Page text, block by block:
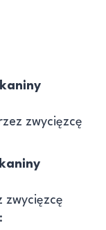
zwycięzcę
zwycięzcę